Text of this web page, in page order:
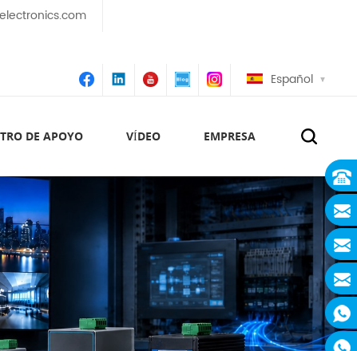
Español
DE APOYO VÍDEO EMPRESA